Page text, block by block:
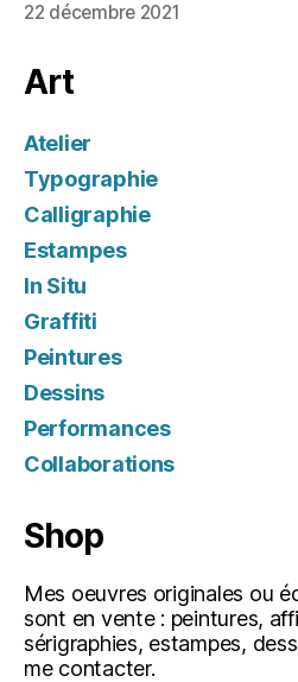
22 décembre 2021
Art
Atelier
Typographie
Calligraphie
Estampes
In Situ
Graffiti
Peintures
Dessins
Performances
Collaborations
Shop
Mes oeuvres originales ou
sont en vente : peintures,
sérigraphies, estampes,
me contacter.